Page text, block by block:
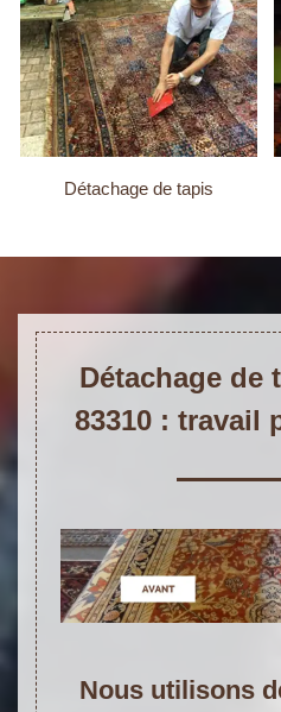
Détachage de tapis
Détachage de
83310 : travail
Nous utilisons